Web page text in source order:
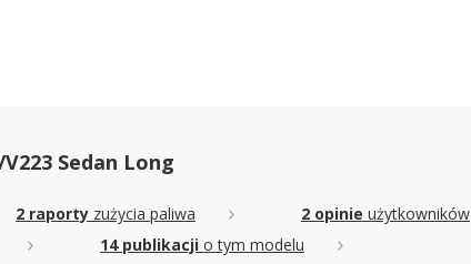
Sedan Long
2 raporty zużycia paliwa 2 opinie użytkowników
14 publikacji o tym modelu